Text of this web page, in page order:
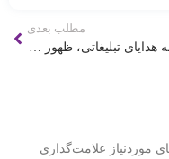
مطلب بعدی
تاریخچه هدایای تبلیغاتی، ظهور و توسعه
موردنیاز علامت‌گذاری